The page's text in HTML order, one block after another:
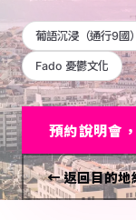
葡語沉浸（通行9國）
Fado 憂鬱文化
預約說明會
← 返回目的地